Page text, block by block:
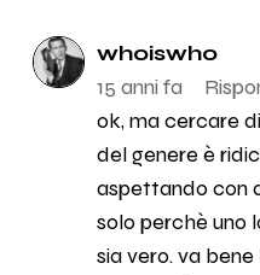
whoiswho
15 anni fa
ok, ma cercare
del genere è
aspettando con
solo perchè uno
sia vero. va